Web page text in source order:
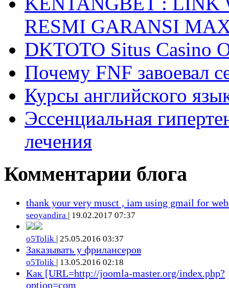
RESMI GARANSI
DKTOTO Situs Casino
Почему FNF завоевал
Курсы английского
Эссенциальная
лечения
Комментарии блога
thank your very musct , iam using gmail for
seoyandira | 19.02.2017 07:37
o5Tolik | 25.05.2016 03:37
Заказывать у фрилансеров
o5Tolik | 13.05.2016 02:18
Как [URL=http://joomla-master.org/index.php?
option=com_